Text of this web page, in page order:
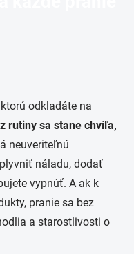
odkladáte na
z rutiny sa stane chvíľa,
neuveriteľnú
náladu, dodať
vypnúť. A ak k
pranie sa bez
a starostlivosti o